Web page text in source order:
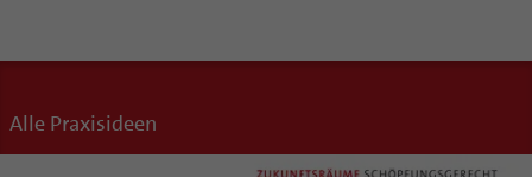
Alle Praxisideen